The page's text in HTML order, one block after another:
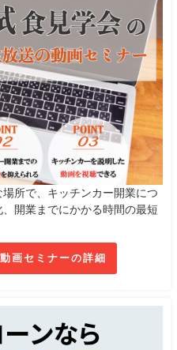
所で、キッチンカー開業につ
開業までにかかる時間の最短
画セミナーの詳細